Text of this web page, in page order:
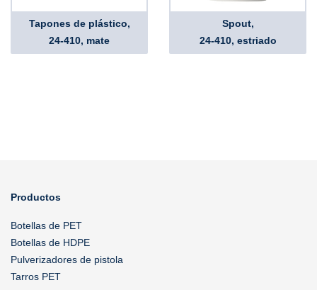
Tapones de plástico,
24-410, mate
Spout,
24-410, estriado
Productos
Botellas de PET
Botellas de HDPE
Pulverizadores de pistola
Tarros PET